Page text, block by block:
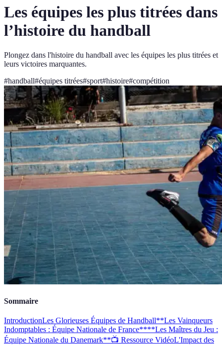
Les équipes les plus titrées dans
l’histoire du handball
Plongez dans l'histoire du handball avec les équipes les plus titrées et
leurs victoires marquantes.
#handball#équipes titrées#sport#histoire#compétition
Sommaire
IntroductionLes Glorieuses Équipes de Handball**Les Vainqueurs
Indomptables : Équipe Nationale de France****Les Maîtres du Jeu :
Équipe Nationale du Danemark**📺 Ressource VidéoL'Impact des